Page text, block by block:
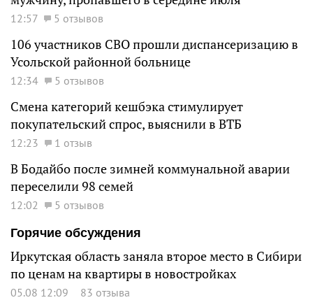
12:57 5 отзывов
106 участников СВО прошли диспансеризацию в
Усольской районной больнице
12:34 5 отзывов
Смена категорий кешбэка стимулирует
покупательский спрос, выяснили в ВТБ
12:23 1 отзыв
В Бодайбо после зимней коммунальной аварии
переселили 98 семей
12:02
5 отзывов
Горячие обсуждения
Иркутская область заняла второе место в Сибири
по ценам на квартиры в новостройках
05.08 12:09 83 отзыва